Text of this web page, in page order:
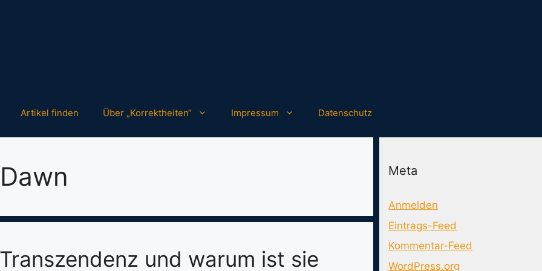
Artikel finden Über „Korrektheiten“ Impressum Datenschutz
und warum ist sie
Meta
Anmelden
Eintrags-Feed
Kommentar-Feed
WordPress.org